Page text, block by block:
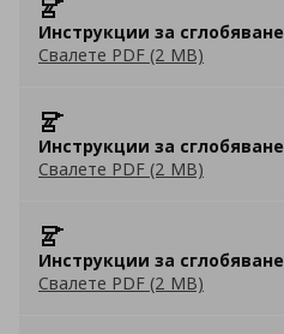
Инструкции за сглобяване
Свалете PDF (2 MB)
Инструкции за сглобяване
Свалете PDF (2 MB)
Инструкции за сглобяване
Свалете PDF (2 MB)